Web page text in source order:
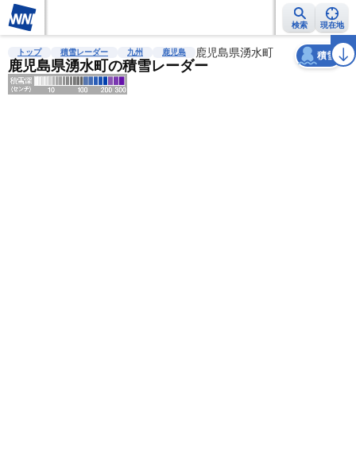
検索 現在地
雨雲レーダー 台風情報 地震情報 警報・注意報 2週間天気 ラ
トップ 積雪レーダー 九州 鹿児島 鹿児島県湧水町
鹿児島県湧水町の積雪レーダー
積雪
天気 台風